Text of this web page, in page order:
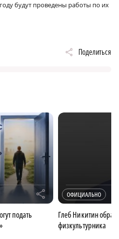
будут проведены работы по их
Поделиться
r
подать
ОФИЦИАЛЬНО
Глеб Никитин
физкультурника